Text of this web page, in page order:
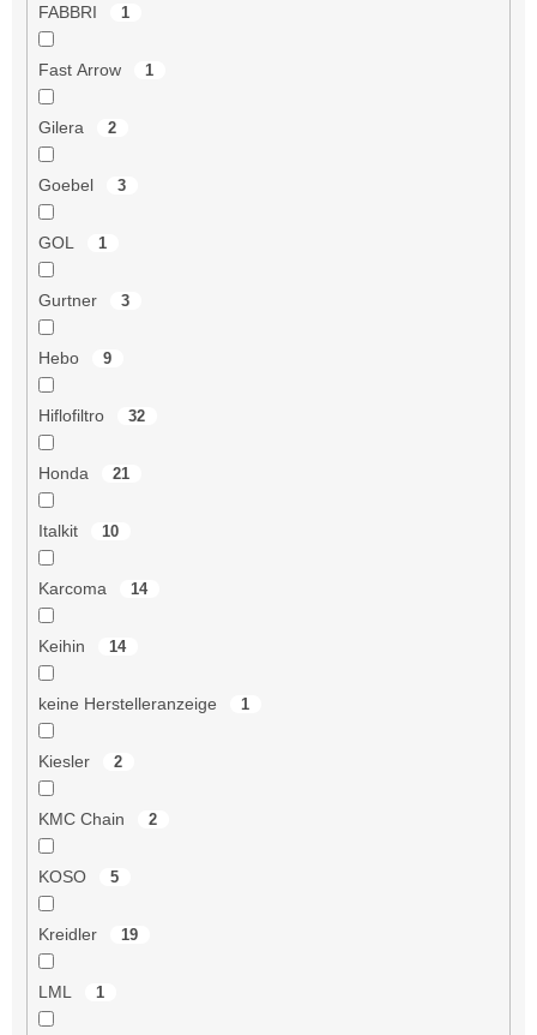
FABBRI 1
Fast Arrow 1
Gilera 2
Goebel 3
GOL 1
Gurtner 3
Hebo 9
Hiflofiltro 32
Honda 21
Italkit 10
Karcoma 14
Keihin 14
keine Herstelleranzeige 1
Kiesler 2
KMC Chain 2
KOSO 5
Kreidler 19
LML 1